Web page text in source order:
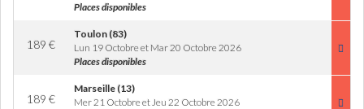
Places disponibles
189 €
Toulon (83)
Lun 19 Octobre et Mar 20 Octobre 2026
Places disponibles
189 €
Marseille (13)
Mer 21 Octobre et Jeu 22 Octobre 2026